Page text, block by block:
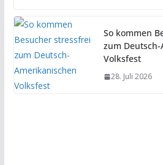
So kommen
zum
Volksfest
28. Juli 2026